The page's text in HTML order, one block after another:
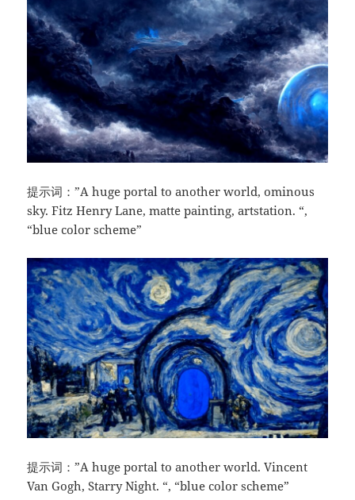
提示词：”A huge portal to another world, ominous
sky. Fitz Henry Lane, matte painting, artstation. “,
“blue color scheme”
提示词：”A huge portal to another world. Vincent
Van Gogh, Starry Night. “, “blue color scheme”